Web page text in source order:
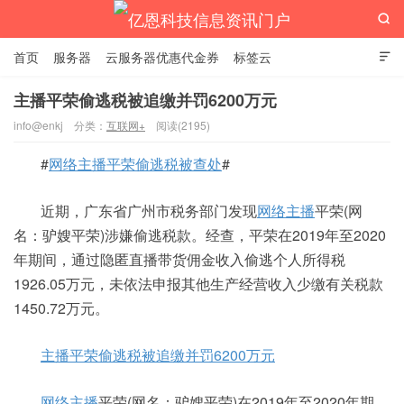

首页 服务器 云服务器优惠代金券 标签云

主播平荣偷逃税被追缴并罚6200万元
info@enkj 分类： 互联网+ 阅读(2195)
#网络主播平荣偷逃税被查处#
近期，广东省广州市税务部门发现网络主播平荣(网
名：驴嫂平荣)涉嫌偷逃税款。经查，平荣在2019年至2020
年期间，通过隐匿直播带货佣金收入偷逃个人所得税
1926.05万元，未依法申报其他生产经营收入少缴有关税款
1450.72万元。
主播平荣偷逃税被追缴并罚6200万元